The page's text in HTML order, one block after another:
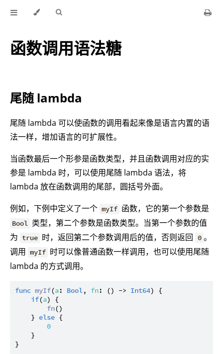
函数调用语法糖
尾随 lambda
尾随 lambda 可以使函数的调用看起来像是语言内置的语
法一样，增加语言的可扩展性。
当函数最后一个形参是函数类型，并且函数调用对应的实
参是 lambda 时，可以使用尾随 lambda 语法，将
lambda 放在函数调用的尾部，圆括号外面。
例如，下例中定义了一个 myIf 函数，它的第一个参数是
Bool 类型，第二个参数是函数类型。当第一个参数的值
为 true 时，返回第二个参数调用后的值，否则返回 0 。
调用 myIf 时可以像普通函数一样调用，也可以使用尾随
lambda 的方式调用。
func myIf(a: Bool, fn: () -> Int64) {
if(a) {
fn()
    }
else {
0
    }
}